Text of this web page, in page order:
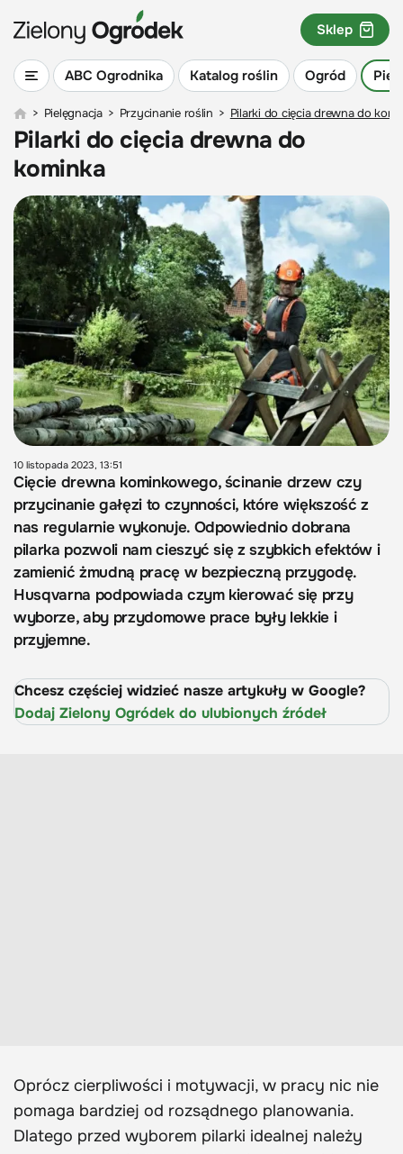
ABC Ogrodnika Katalog roślin Ogród
Sklep
> Pielęgnacja > Przycinanie roślin > Pilarki do cięcia drewna do
Pilarki do cięcia drewna do
kominka
10 listopada 2023, 13:51
Cięcie drewna kominkowego, ścinanie drzew czy
przycinanie gałęzi to czynności, które większość z
nas regularnie wykonuje. Odpowiednio dobrana
pilarka pozwoli nam cieszyć się z szybkich efektów i
zamienić żmudną pracę w bezpieczną przygodę.
Husqvarna podpowiada czym kierować się przy
wyborze, aby przydomowe prace były lekkie i
przyjemne.
Chcesz częściej widzieć nasze artykuły w Google?
Dodaj Zielony Ogródek do ulubionych źródeł
Oprócz cierpliwości i motywacji, w pracy nic nie
pomaga bardziej od rozsądnego planowania.
Dlatego przed wyborem pilarki idealnej należy